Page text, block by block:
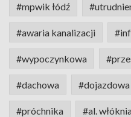
#mpwik łódź
#awaria kanalizacji
#wypoczynkowa
#dachowa #dojazdowa
#próchnika #al.